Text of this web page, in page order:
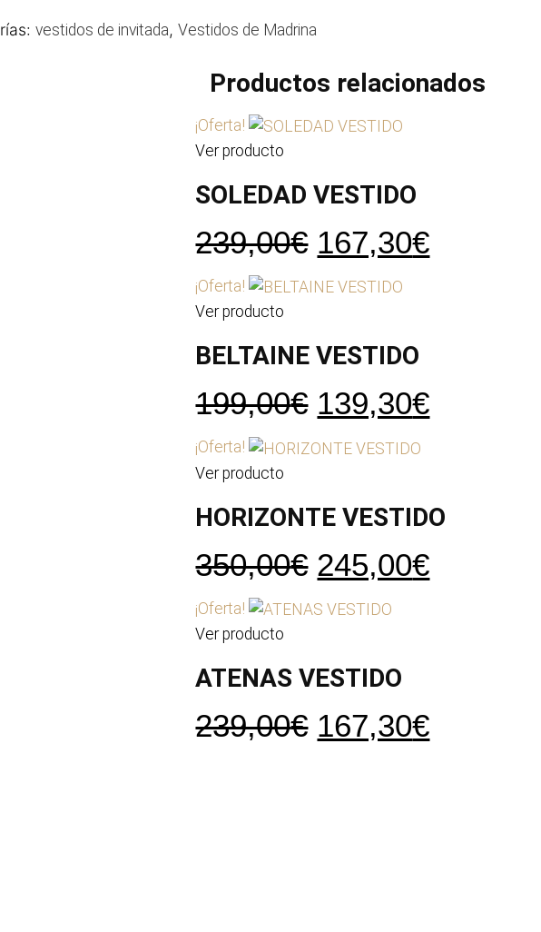
vestidos de invitada, Vestidos de Madrina
Productos relacionados
¡Oferta!
Ver producto
SOLEDAD VESTIDO
239,00€ El
precio
era:
167,30€El
¡Oferta!
Ver producto
BELTAINE VESTIDO
199,00€ El
precio
era:
139,30€El
es:
¡Oferta!
Ver producto
HORIZONTE VESTIDO
350,00€ El
precio
era:
245,00€El
¡Oferta!
Ver producto
ATENAS VESTIDO
239,00€ El
167,30€El